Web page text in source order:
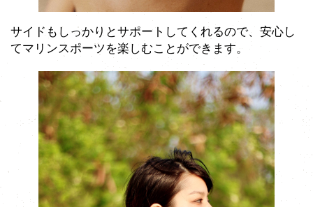
サイドもしっかりとサポートしてくれるので、安心し
てマリンスポーツを楽しむことができます。